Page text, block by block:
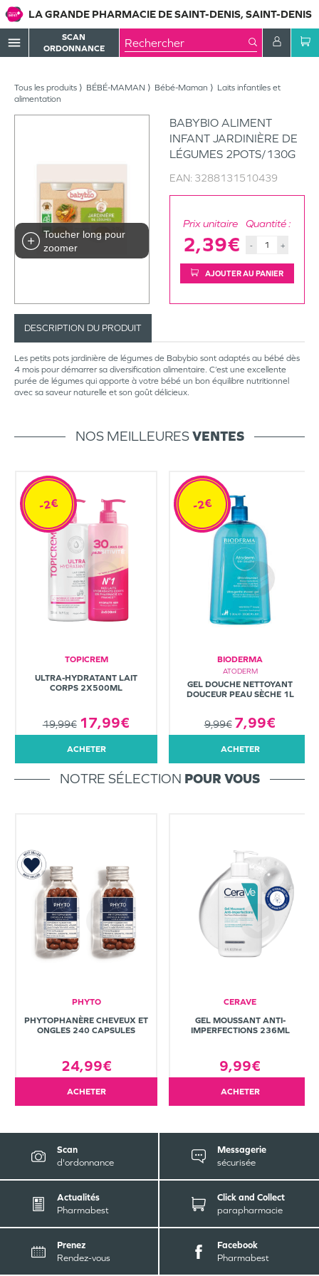
LA GRANDE PHARMACIE DE SAINT-DENIS, SAINT-DENIS
menu
SCAN
ORDONNANCE
Tous les produits BÉBÉ-MAMAN Bébé-Maman
Laits infantiles et
alimentation
Toucher long pour
zoomer
BABYBIO ALIMENT
INFANT JARDINIÈRE DE
LÉGUMES 2POTS/130G
EAN: 3288131510439
Prix unitaire
2,39€
Quantité :
- +
AJOUTER AU PANIER
DESCRIPTION DU PRODUIT
Les petits pots jardinière de légumes de Babybio sont adaptés au bébé dès
4 mois pour démarrer sa diversification alimentaire. C’est une excellente
purée de légumes qui apporte à votre bébé un bon équilibre nutritionnel
avec sa saveur naturelle et son goût délicieux.
NOS MEILLEURESVENTES
TOPICREM
ULTRA-HYDRATANT LAIT
CORPS 2X500ML
19,99€ 17,99€
-2€
ACHETER
BIODERMA
ATODERM
GEL DOUCHE NETTOYANT
DOUCEUR PEAU SÈCHE 1L
9,99€ 7,99€
-2€
ACHETER
NOTRE SÉLECTION POUR VOUS
PHYTO
PHYTOPHANÈRE CHEVEUX ET
ONGLES 240 CAPSULES
24,99€
ACHETER
CERAVE
GEL MOUSSANT ANTI-
IMPERFECTIONS 236ML
9,99€
ACHETER
Scan
d'ordonnance
Messagerie
sécurisée
Actualités
Pharmabest
Click and Collect
parapharmacie
Prenez
Rendez-vous
Facebook
Pharmabest